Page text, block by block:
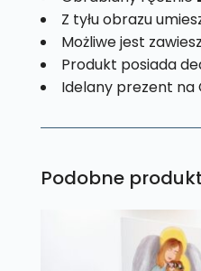
Z tyłu obrazu
Możliwe jest
Produkt posiada
Idelany prezent na
Podobne